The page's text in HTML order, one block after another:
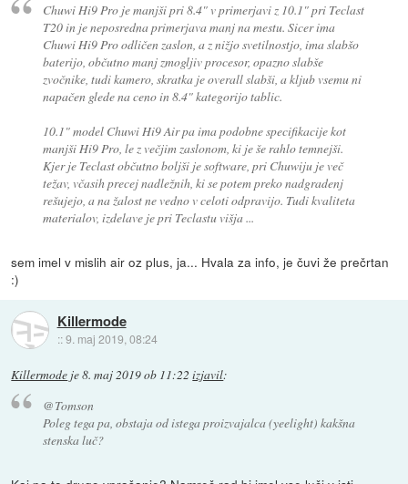
Chuwi Hi9 Pro je manjši pri 8.4" v primerjavi z 10.1" pri Teclast
T20 in je neposredna primerjava manj na mestu. Sicer ima
Chuwi Hi9 Pro odličen zaslon, a z nižjo svetilnostjo, ima slabšo
baterijo, občutno manj zmogljiv procesor, opazno slabše
zvočnike, tudi kamero, skratka je overall slabši, a kljub vsemu ni
napačen glede na ceno in 8.4" kategorijo tablic.
10.1" model Chuwi Hi9 Air pa ima podobne specifikacije kot
manjši Hi9 Pro, le z večjim zaslonom, ki je še rahlo temnejši.
Kjer je Teclast občutno boljši je software, pri Chuwiju je več
težav, včasih precej nadležnih, ki se potem preko nadgradenj
rešujejo, a na žalost ne vedno v celoti odpravijo. Tudi kvaliteta
materialov, izdelave je pri Teclastu višja ...
sem imel v mislih air oz plus, ja... Hvala za info, je čuvi že prečrtan
:)
Killermode
::9. maj 2019, 08:24
Killermode je8. maj 2019 ob 11:22 izjavil:
@Tomson
Poleg tega pa, obstaja od istega proizvajalca (yeelight) kakšna
stenska luč?